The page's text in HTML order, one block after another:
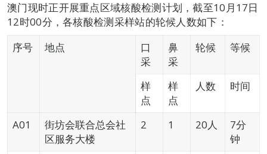
澳门现时正开展重点区域核酸检测计划，截至10月17日
12时00分，各核酸检测采样站的轮候人数如下：
序号
地点
口
采
鼻
采
轮候 等候
样
点
样
点
人数 时间
A01
街坊会联合总会社
区服务大楼
2 1 20人
7分
钟